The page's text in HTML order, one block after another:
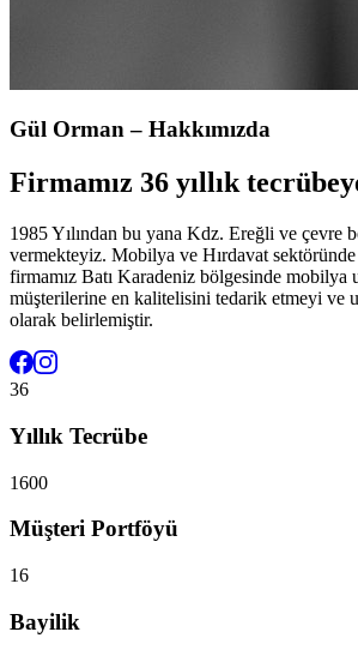
Gül Orman – Hakkımızda
Firmamız 36 yıllık
1985 Yılından bu yana Kdz. Ereğli ve çevre
vermekteyiz. Mobilya ve Hırdavat
firmamız Batı Karadeniz bölgesinde mobilya
müşterilerine en kalitelisini tedarik etmeyi ve
olarak belirlemiştir.
36
Yıllık Tecrübe
1600
Müşteri Portföyü
16
Bayilik